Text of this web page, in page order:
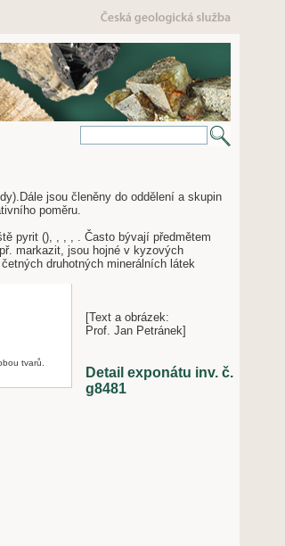
jsou členěny do oddělení a skupin
poměru.
pyrit (), , , , . Často bývají předmětem
markazit, jsou hojné v kyzových
druhotných minerálních látek
tvarů.
[Text a obrázek:
Prof. Jan Petránek]
Detail exponátu inv. č.
g8481